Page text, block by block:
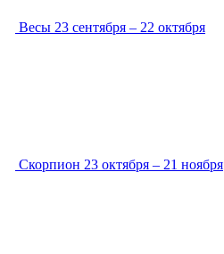
Весы 23 сентября – 22 октября
Скорпион 23 октября – 21 ноября